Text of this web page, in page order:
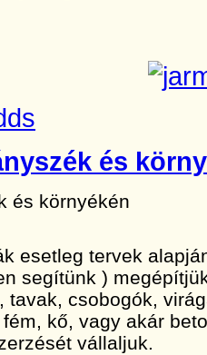
és
és környékén
esetleg tervek
segítünk )
tavak, csobogók,
kő, vagy akár
vállaljuk.